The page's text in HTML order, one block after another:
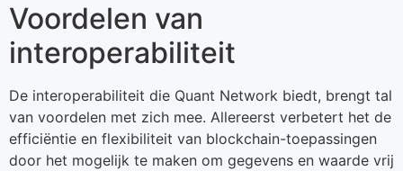
Voordelen van
interoperabiliteit
De interoperabiliteit die Quant Network biedt, brengt tal
van voordelen met zich mee. Allereerst verbetert het de
efficiëntie en flexibiliteit van blockchain-toepassingen
door het mogelijk te maken om gegevens en waarde vrij